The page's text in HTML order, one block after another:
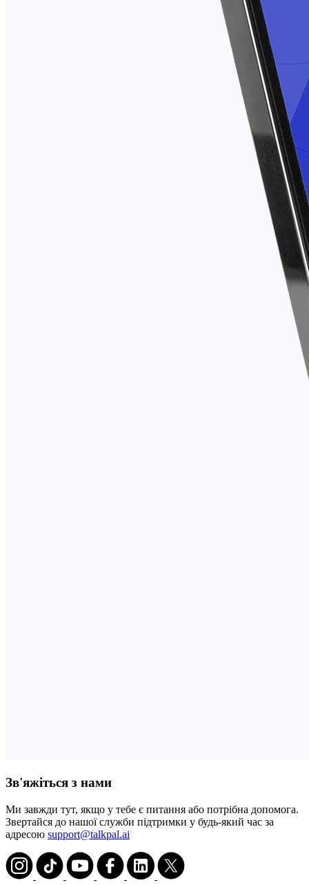
Зв'яжіться з нами
Ми завжди тут, якщо у тебе є питання або потрібна допомога.
Звертайся до нашої служби підтримки у будь-який час за
адресою support@talkpal.ai